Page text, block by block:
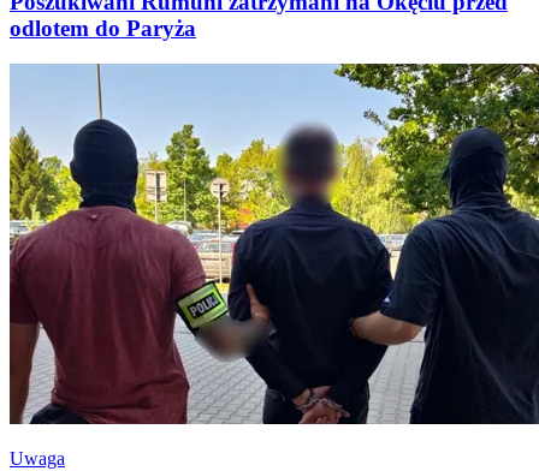
odlotem do Paryża
Uwaga